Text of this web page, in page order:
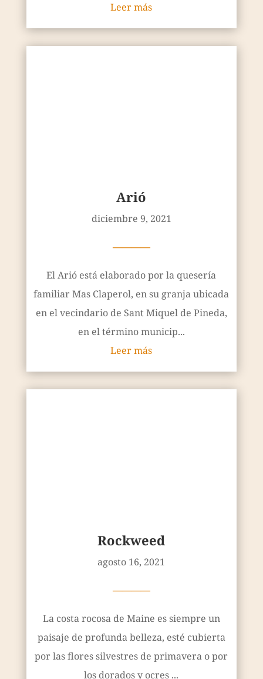
Leer más
en el vecindario de Sant Miquel de Pineda,
en el término municip...
por las flores silvestres de primavera o por
los dorados y ocres ...